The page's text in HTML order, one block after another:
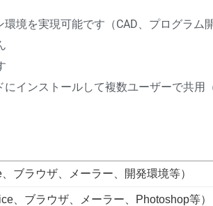
境を実現可能です（CAD、プログラム
にインストールして複数ユーザーで共
ブラウザ、メーラー、開発環境等）
、ブラウザ、メーラー、Photoshop等）